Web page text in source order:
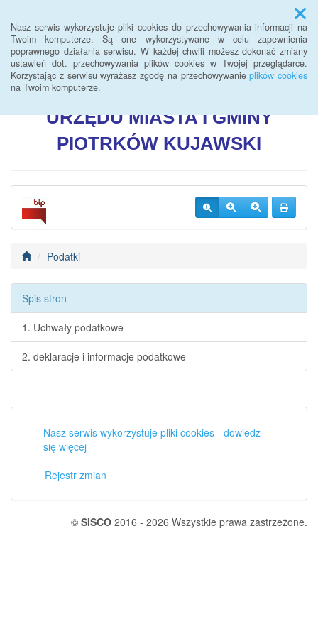
Nasz serwis wykorzystuje pliki cookies do przechowywania informacji na
Twoim komputerze. Są one wykorzystywane w celu zapewnienia
poprawnego działania serwisu. W każdej chwili możesz dokonać zmiany
ustawień dot. przechowywania plików cookies w Twojej przeglądarce.
Korzystając z serwisu wyrażasz zgodę na przechowywanieplików cookies
na Twoim komputerze.
Menu
BIULETYN INFORMACJI
URZĘDUMIASTA I GMINY
PIOTRKÓW KUJAWSKI
Podatki
Spis stron
1. Uchwały podatkowe
2. deklaracje i informacje podatkowe
Nasz serwis wykorzystuje pliki cookies - dowiedz
się więcej
Rejestr zmian
© SISCO 2016 - 2026 Wszystkie prawa zastrzeżone.